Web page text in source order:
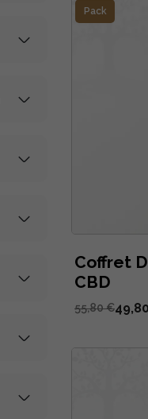
Coffret
CBD
55,80 €
Pack